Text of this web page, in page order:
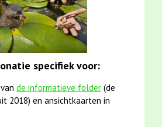
specifiek voor:
de informatieve folder (de
2018) en ansichtkaarten in